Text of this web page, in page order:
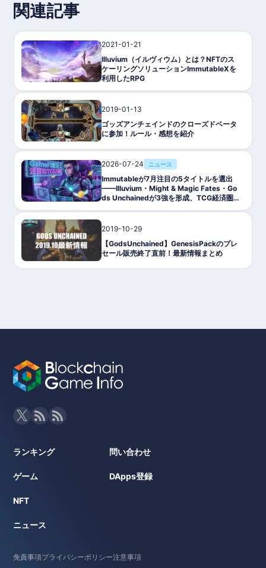
関連記事
2021-01-21
Illuvium（イルヴィウム）とは？NFTのス
ケーリングソリューションImmutableXを
利用したRPG
2019-01-13
ゴッズアンチェインドのクローズドベータ
に参加！ルール・感想を紹介
2026-07-24 ニュース
Immutableが7月注目の5タイトルを選出
——Illuvium・Might & Magic Fates・Go
ds Unchainedが3強を形成、TCG経済圏
2019-10-29
【GodsUnchained】GenesisPackのプレ
セール販売終了直前！最新情報まとめ
ランキング
ゲーム
NFT
ニュース
問い合わせ
DApps登録
免責事項プライバシーポリシー注意事項